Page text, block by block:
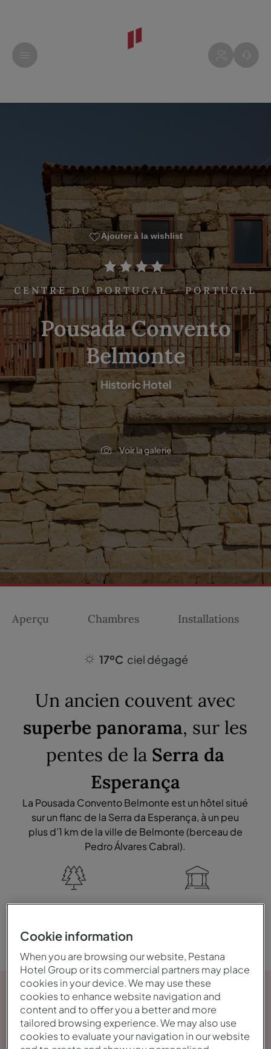
Ajouter à la wishlist
CENTRE DU PORTUGAL - PORTUGAL
Pousada Convento
Belmonte
Historic Hotel
Voir la galerie
Aperçu Chambres Installations
17ºC ciel dégagé
Un ancien couvent avec
superbe panorama, sur les
pentes de la Serra da
Esperança
La Pousada Convento Belmonte est un hôtel situé
sur un flanc de la Serra da Esperança, à un peu
plus d’1 km de la ville de Belmonte (berceau de
Pedro Álvares Cabral).
Nature Historique
Cookie information
When you are browsing our website, Pestana
Hotel Group or its commercial partners may place
cookies in your device. We may use these
cookies to enhance website navigation and
content and to offer you a better and more
tailored browsing experience. We may also use
cookies to evaluate your navigation in our website